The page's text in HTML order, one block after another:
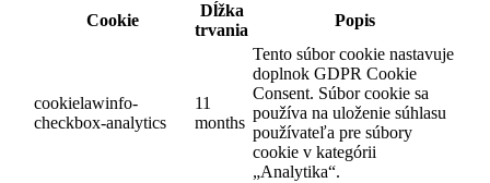
Cookie
Dĺžka
trvania
Popis
cookielawinfo-
checkbox-analytics
11
months
Tento súbor cookie nastavuje
doplnok GDPR Cookie
Consent. Súbor cookie sa
používa na uloženie súhlasu
používateľa pre súbory
cookie v kategórii
„Analytika“.